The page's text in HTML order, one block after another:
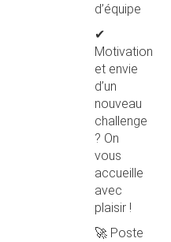
d’équipe
✔
Motivation
et envie
d’un
nouveau
challenge
? On
vous
accueille
avec
plaisir !
🚀 Poste